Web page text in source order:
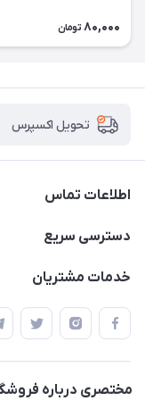
80,000 تومان
تحویل اکسپرس
اطلاعات تماس
02136781755
دسترسی سریع
پلنر و دفتر
استایل معلم و دانش
بازی و نمایش
تزئین کلاس
خدمات مشتریان
قوانین و مقررات
حریم خصوصی
مختصری درباره